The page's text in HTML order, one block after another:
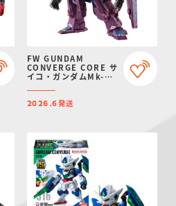
FW GUNDAM
CONVERGE CORE サ
イコ・ガンダムMk-
イ限定】
2026.6発送